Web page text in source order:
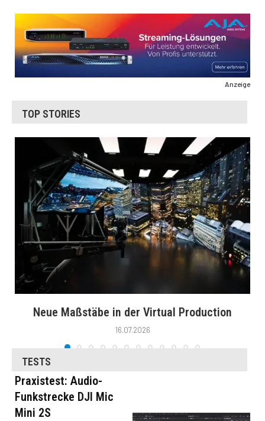
Anzeige
TOP STORIES
Neue Maßstäbe in der Virtual Production
16.07.2026
TESTS
Praxistest: Audio-
Funkstrecke DJI Mic
Mini 2S